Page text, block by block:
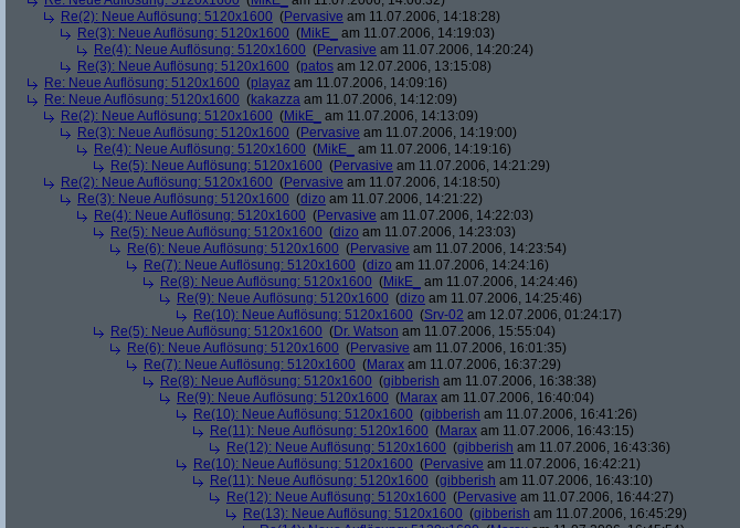
Re(2): Neue Auflösung: 5120x1600 (Pervasive am 11.07.2006, 14:18:28)
Re(3): Neue Auflösung: 5120x1600 (MikE_
am 11.07.2006, 14:19:03)
Re(4): Neue Auflösung: 5120x1600 (Pervasive am 11.07.2006, 14:20:24)
Re(3): Neue Auflösung: 5120x1600 (patos am 12.07.2006, 13:15:08)
Re: Neue Auflösung: 5120x1600 (playaz am 11.07.2006, 14:09:16)
Re: Neue Auflösung: 5120x1600 (kakazza am 11.07.2006, 14:12:09)
Re(2): Neue Auflösung: 5120x1600 (MikE_
am 11.07.2006, 14:13:09)
Re(3): Neue Auflösung: 5120x1600 (Pervasive am 11.07.2006, 14:19:00)
Re(4): Neue Auflösung: 5120x1600 (MikE_
am 11.07.2006, 14:19:16)
Re(5): Neue Auflösung: 5120x1600 (Pervasive am 11.07.2006, 14:21:29)
Re(2): Neue Auflösung: 5120x1600 (Pervasive am 11.07.2006, 14:18:50)
Re(3): Neue Auflösung: 5120x1600 (dizo am 11.07.2006, 14:21:22)
Re(4): Neue Auflösung: 5120x1600 (Pervasive am 11.07.2006, 14:22:03)
Re(5): Neue Auflösung: 5120x1600 (dizo am 11.07.2006, 14:23:03)
Re(6): Neue Auflösung: 5120x1600 (Pervasive am 11.07.2006, 14:23:54)
Re(7): Neue Auflösung: 5120x1600 (dizo am 11.07.2006, 14:24:16)
Re(8): Neue Auflösung: 5120x1600 (MikE_
am 11.07.2006, 14:24:46)
Re(9): Neue Auflösung: 5120x1600 (dizo am 11.07.2006, 14:25:46)
Re(10): Neue Auflösung: 5120x1600 (Srv-02 am 12.07.2006, 01:24:17)
Re(5): Neue Auflösung: 5120x1600 (Dr. Watson am 11.07.2006, 15:55:04)
Re(6): Neue Auflösung: 5120x1600 (Pervasive am 11.07.2006, 16:01:35)
Re(7): Neue Auflösung: 5120x1600 (Marax am 11.07.2006, 16:37:29)
Re(8): Neue Auflösung: 5120x1600 (gibberish am 11.07.2006, 16:38:38)
Re(9): Neue Auflösung: 5120x1600 (Marax am 11.07.2006, 16:40:04)
Re(10): Neue Auflösung: 5120x1600 (gibberish am 11.07.2006, 16:41:26)
Re(11): Neue Auflösung: 5120x1600 (Marax am 11.07.2006, 16:43:15)
Re(12): Neue Auflösung: 5120x1600 (gibberish am 11.07.2006, 16:43:36)
Re(10): Neue Auflösung: 5120x1600 (Pervasive am 11.07.2006, 16:42:21)
Re(11): Neue Auflösung: 5120x1600 (gibberish am 11.07.2006, 16:43:10)
Re(12): Neue Auflösung: 5120x1600 (Pervasive am 11.07.2006, 16:44:27)
Re(13): Neue Auflösung: 5120x1600 (gibberish am 11.07.2006, 16:45:29)